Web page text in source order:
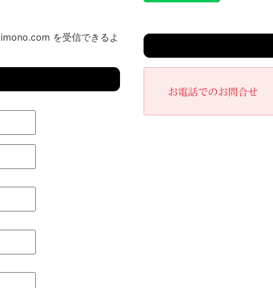
を受信できるよ